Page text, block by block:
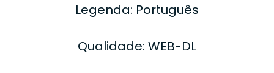
Legenda: Português
Qualidade: WEB-DL